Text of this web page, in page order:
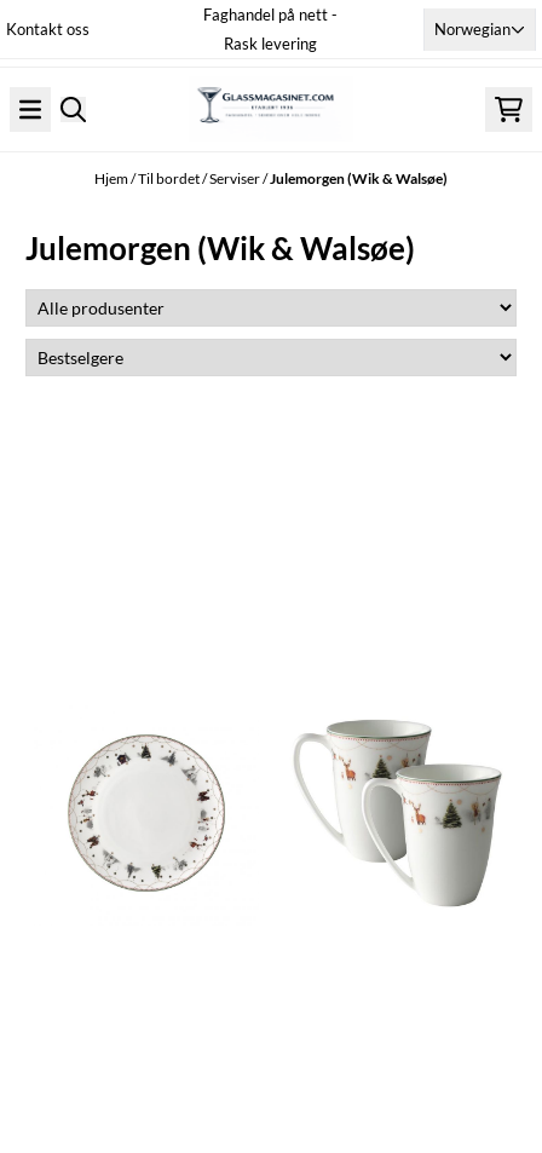
Hopp til innhold
Kontakt oss
Faghandel på nett -
Rask levering
Norwegian
Hjem/Til bordet/Serviser/Julemorgen (Wik & Walsøe)
Julemorgen (Wik & Walsøe)